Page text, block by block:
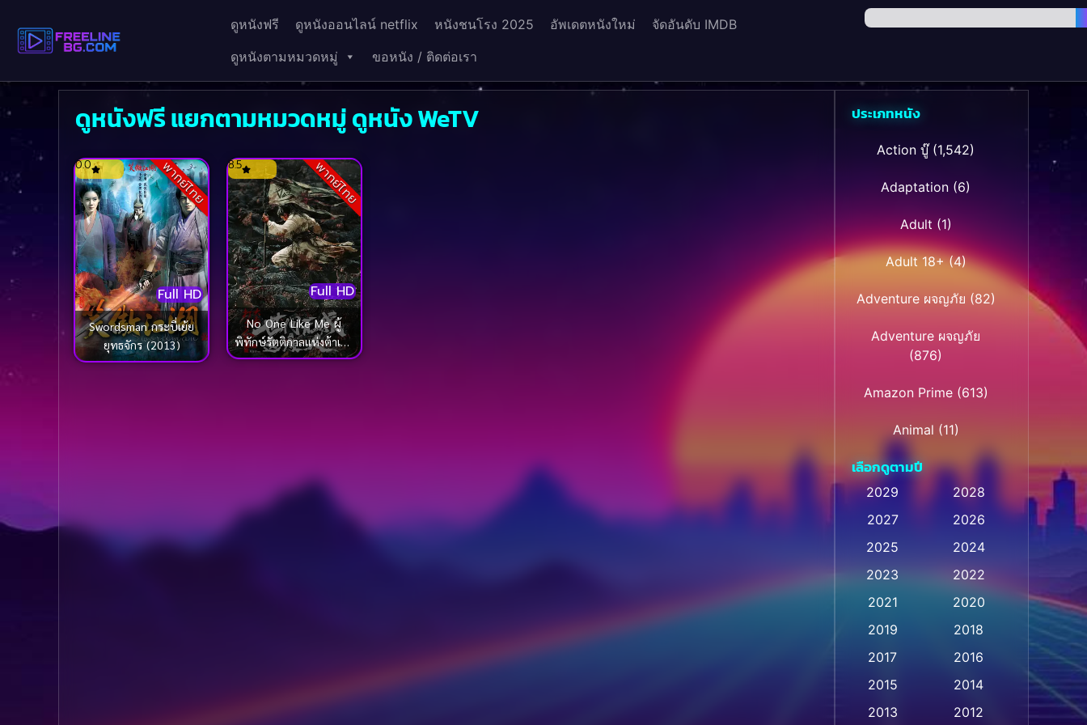
ดูหนังฟรี ดูหนังออนไลน์ netflix หนังชนโรง 2025 อัพเดตหนังใหม่
จัดอันดับ IMDB
ดูหนังตามหมวดหมู่
ขอหนัง / ติดต่อเรา
ดูหนังฟรี แยกตามหมวดหมู่ ดูหนัง WeTV
พากย์ไทย
Full HD
0.0
Swordsman กระบี่เย้ย
ยุทธจักร (2013)
พากย์ไทย
Full HD
8.5
No One Like Me ผู้
พิทักษ์รัตติกาลแห่งต้าเฟิ่ง
ภาคพิเศษ (2025)
ประเภทหนัง
Action บู๊(1,542)
Adaptation (6)
Adult(1)
Adult 18+(4)
Adventure ผจญภัย (82)
Adventure ผจญภัย
(876)
Amazon Prime(613)
Animal (11)
Animation การ์ตูน (32)
Animation การ์ตูน
Animation การ์ตูน
Animation อนิเมชั่น(1)
Animation แอนิเมชัน(1)
Anthology (2)
เลือกดูตามปี
2029
2028
2027
2026
2025
2024
2023
2022
2021
2020
2019
2018
2017
2016
2015
2014
2013
2012